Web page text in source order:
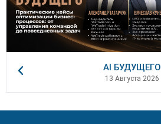
AI БУДУЩЕГО
13 Августа 2026